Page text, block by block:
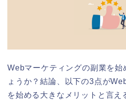
Webマーケティングの副業を始
ょうか？結論、以下の3点が
を始める大きなメリットと言え